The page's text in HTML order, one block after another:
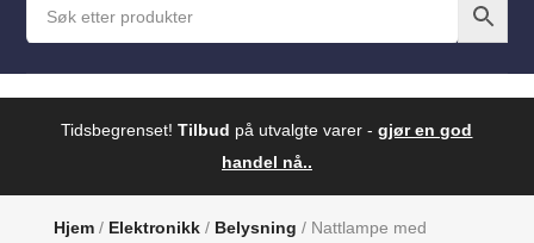
Tidsbegrenset!Tilbud på utvalgte varer -gjør en god
handel nå..
Hjem/ Elektronikk/ Belysning / Nattlampe med